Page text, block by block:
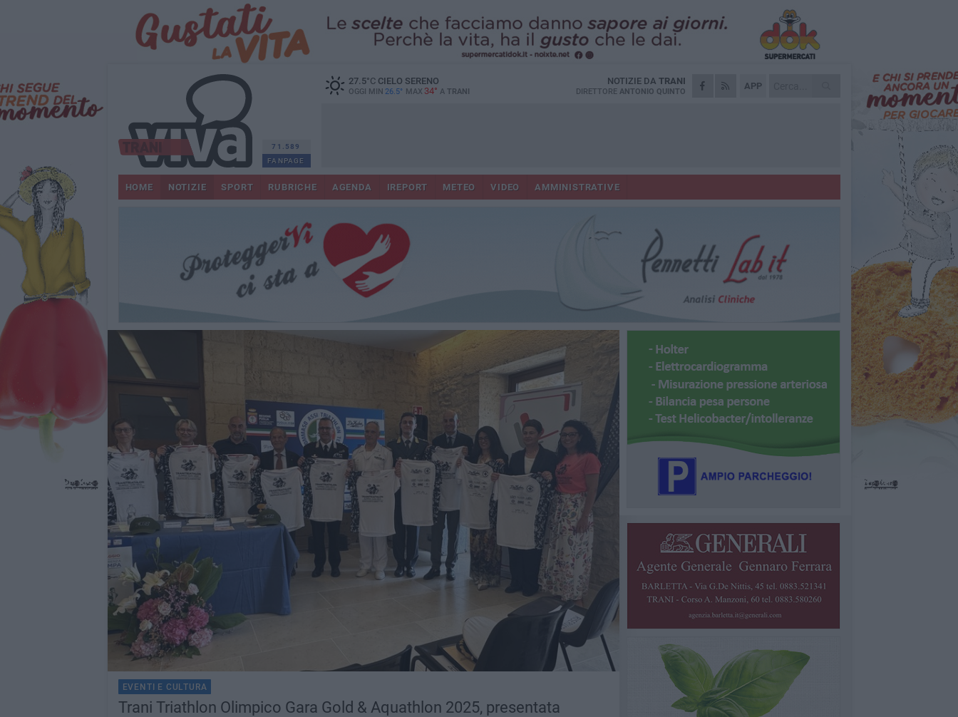
71.589
FANPAGE
27.5°CCIELO SERENO
OGGI MIN 26.5° MAX 34° A TRANI
APP
NOTIZIE DA TRANI
DIRETTORE ANTONIO QUINTO
HOME NOTIZIE SPORT RUBRICHE AGENDA IREPORT METEO VIDEO AMMINISTRATIVE
EVENTI E CULTURA
Trani Triathlon Olimpico Gara Gold & Aquathlon 2025, presentata